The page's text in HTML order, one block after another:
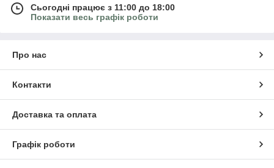
Сьогодні працює з 11:00 до 18:00
Показати весь графік роботи
Про нас
Контакти
Доставка та оплата
Графік роботи